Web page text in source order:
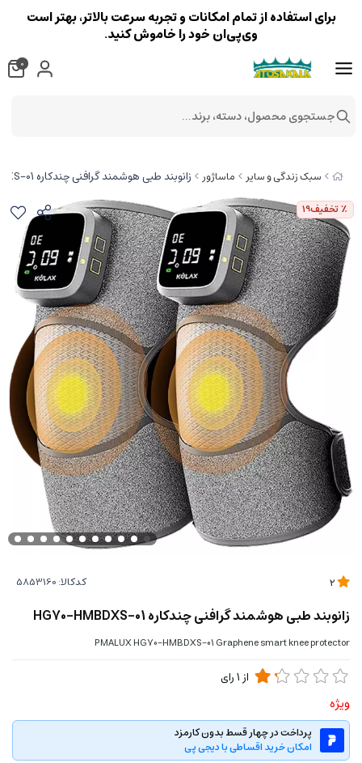
سبک زندگی و سایر ماساژور زانوبند طبی هوشمند گرافنی چندکاره HG70-HMBDXS-01
٪ تخفیف19
کدکالا:
زانوبند طبی هوشمند گرافنی چندکاره HG70-HMBDXS-01
PMALUX HG70-HMBDXS-01 Graphene smart knee protector
از 1رای
ویژه
پرداخت در چهار قسط بدون کارمزد
امکان خرید اقساطی با دیجی پی
برای استفاده از تمام امکانات و تجربه سرعت بالاتر، بهتر است
وی‌پی‌ان خود را خاموش کنید.
0
جستجوی محصول، دسته، برند...